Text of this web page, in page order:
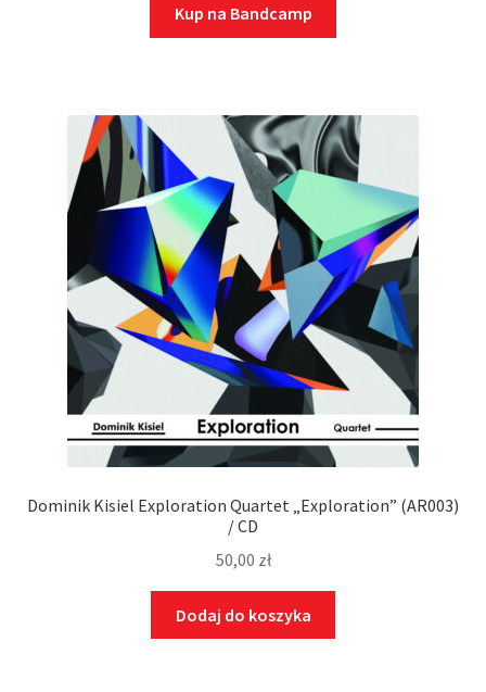
Kup na Bandcamp
Dominik Kisiel Exploration Quartet „Exploration” (AR003)
/ CD
50,00 zł
Dodaj do koszyka